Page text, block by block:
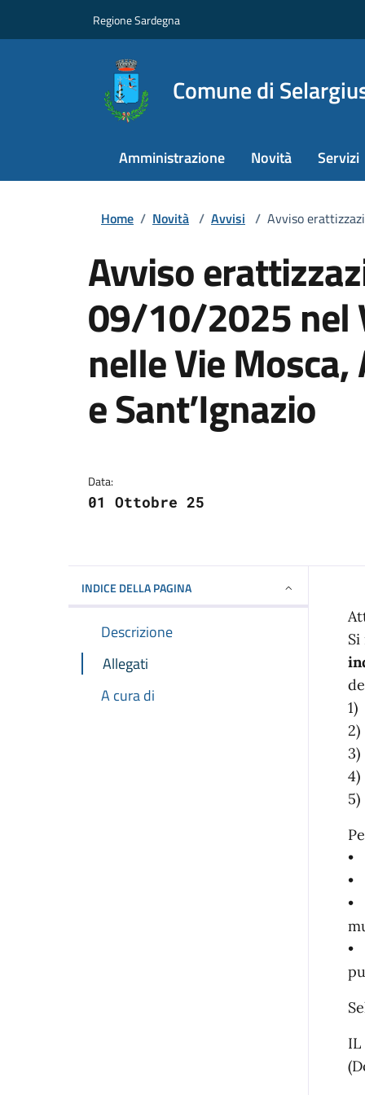
Regione Sardegna
Comune di
Amministrazione Novità Servizi
Home / Novità / Avvisi / Avviso
Avviso
09/10/2025 nel
nelle Vie
e Sant’Ignazio
Data:
01 Ottobre 25
INDICE DELLA PAGINA
Descrizione
Allegati
A cura di
4)
•
•
•
•
IL